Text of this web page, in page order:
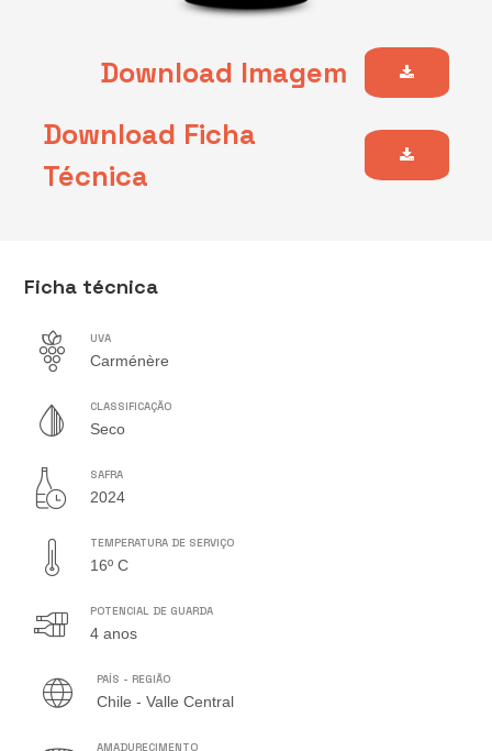
Download Imagem
Download Ficha
Técnica
Ficha técnica
UVA
Carménère
CLASSIFICAÇÃO
Seco
SAFRA
2024
TEMPERATURA DE SERVIÇO
16º C
POTENCIAL DE GUARDA
4 anos
PAÍS - REGIÃO
Chile - Valle Central
AMADURECIMENTO